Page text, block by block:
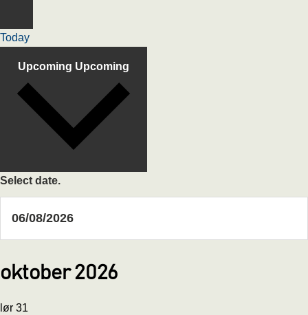
Today
Upcoming Upcoming
Select date.
oktober 2026
lør 31